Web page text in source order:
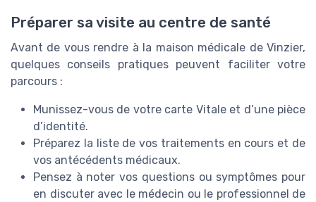
Préparer sa visite au centre de santé
Avant de vous rendre à la maison médicale de Vinzier,
quelques conseils pratiques peuvent faciliter votre
parcours :
Munissez-vous de votre carte Vitale et d’une pièce
d’identité.
Préparez la liste de vos traitements en cours et de
vos antécédents médicaux.
Pensez à noter vos questions ou symptômes pour
en discuter avec le médecin ou le professionnel de